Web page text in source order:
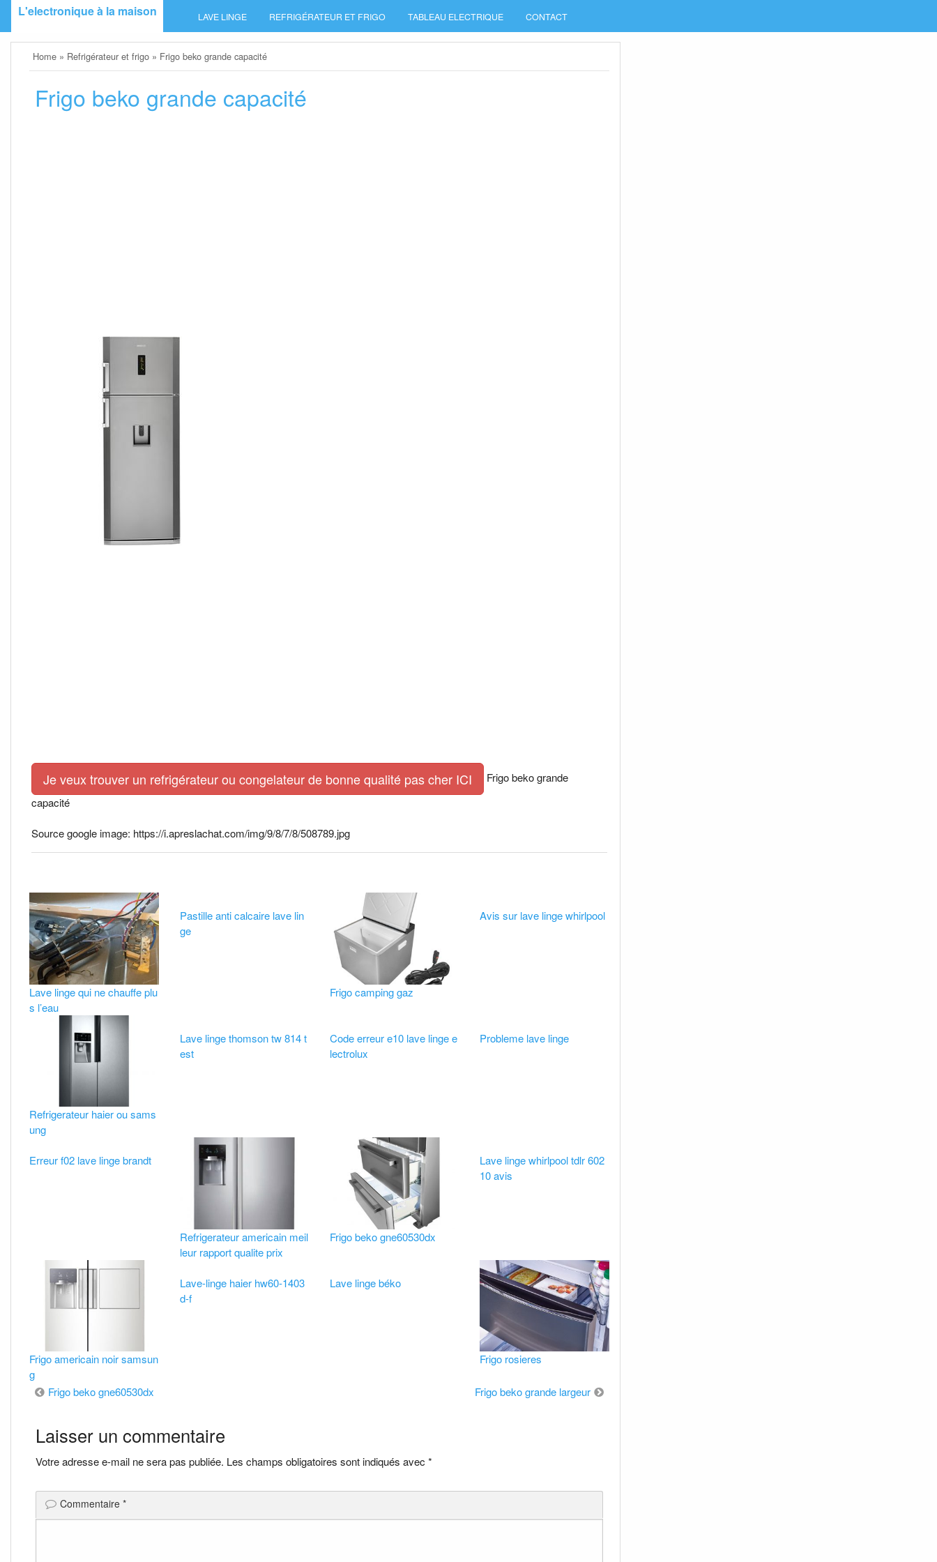
SkipL'electronique à la maison LAVE LINGE REFRIGÉRATEUR ET FRIGO TABLEAU ELECTRIQUE CONTACT
Home » Refrigérateur et frigo » Frigo beko grande capacité
Frigo beko grande capacité
Je veux trouver un refrigérateur ou congelateur de bonne qualité pas cher ICI
Frigo beko grande
capacité
Source google image: https://i.apreslachat.com/img/9/8/7/8/508789.jpg
Lave linge qui ne chauffe plu
s l’eau
Pastille anti calcaire lave lin
ge
Frigo camping gaz
Avis sur lave linge whirlpool
Refrigerateur haier ou sams
ung
Lave linge thomson tw 814 t
est
Code erreur e10 lave linge e
lectrolux
Probleme lave linge
Erreur f02 lave linge brandt
Refrigerateur americain meil
leur rapport qualite prix
Frigo beko gne60530dx
Lave linge whirlpool tdlr 602
10 avis
Frigo americain noir samsun
g
Lave-linge haier hw60-1403
d-f
Lave linge béko
Frigo rosieres
Navigation
de
l’article
Frigo beko gne60530dx Frigo beko grande largeur
Laisser un commentaire
Votre adresse e-mail ne sera pas publiée. Les champs obligatoires sont indiqués avec *
Commentaire *